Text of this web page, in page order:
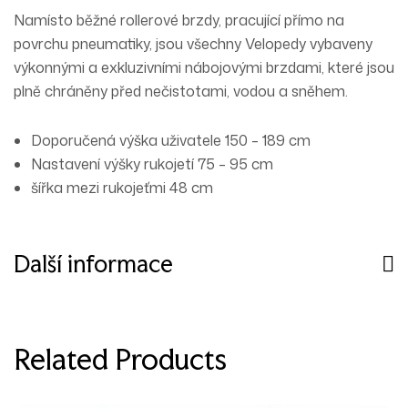
Namísto běžné rollerové brzdy, pracující přímo na
povrchu pneumatiky, jsou všechny Velopedy vybaveny
výkonnými a exkluzivními nábojovými brzdami, které jsou
plně chráněny před nečistotami, vodou a sněhem.
Doporučená výška uživatele 150 – 189 cm
Nastavení výšky rukojetí 75 – 95 cm
šířka mezi rukojeťmi 48 cm
Další informace
Related Products